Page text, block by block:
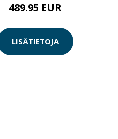
489.95 EUR
LISÄTIETOJA